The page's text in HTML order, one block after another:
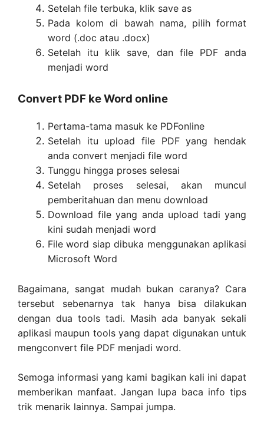
Setelah file terbuka, klik save as
Pada kolom di bawah nama, pilih format
word (.doc atau .docx)
Setelah itu klik save, dan file PDF anda
menjadi word
Convert PDF ke Word online
Pertama-tama masuk ke PDFonline
Setelah itu upload file PDF yang hendak
anda convert menjadi file word
Tunggu hingga proses selesai
Setelah proses selesai, akan muncul
pemberitahuan dan menu download
Download file yang anda upload tadi yang
kini sudah menjadi word
File word siap dibuka menggunakan aplikasi
Microsoft Word
Bagaimana, sangat mudah bukan caranya? Cara
tersebut sebenarnya tak hanya bisa dilakukan
dengan dua tools tadi. Masih ada banyak sekali
aplikasi maupun tools yang dapat digunakan untuk
mengconvert file PDF menjadi word.
Semoga informasi yang kami bagikan kali ini dapat
memberikan manfaat. Jangan lupa baca info tips
trik menarik lainnya. Sampai jumpa.